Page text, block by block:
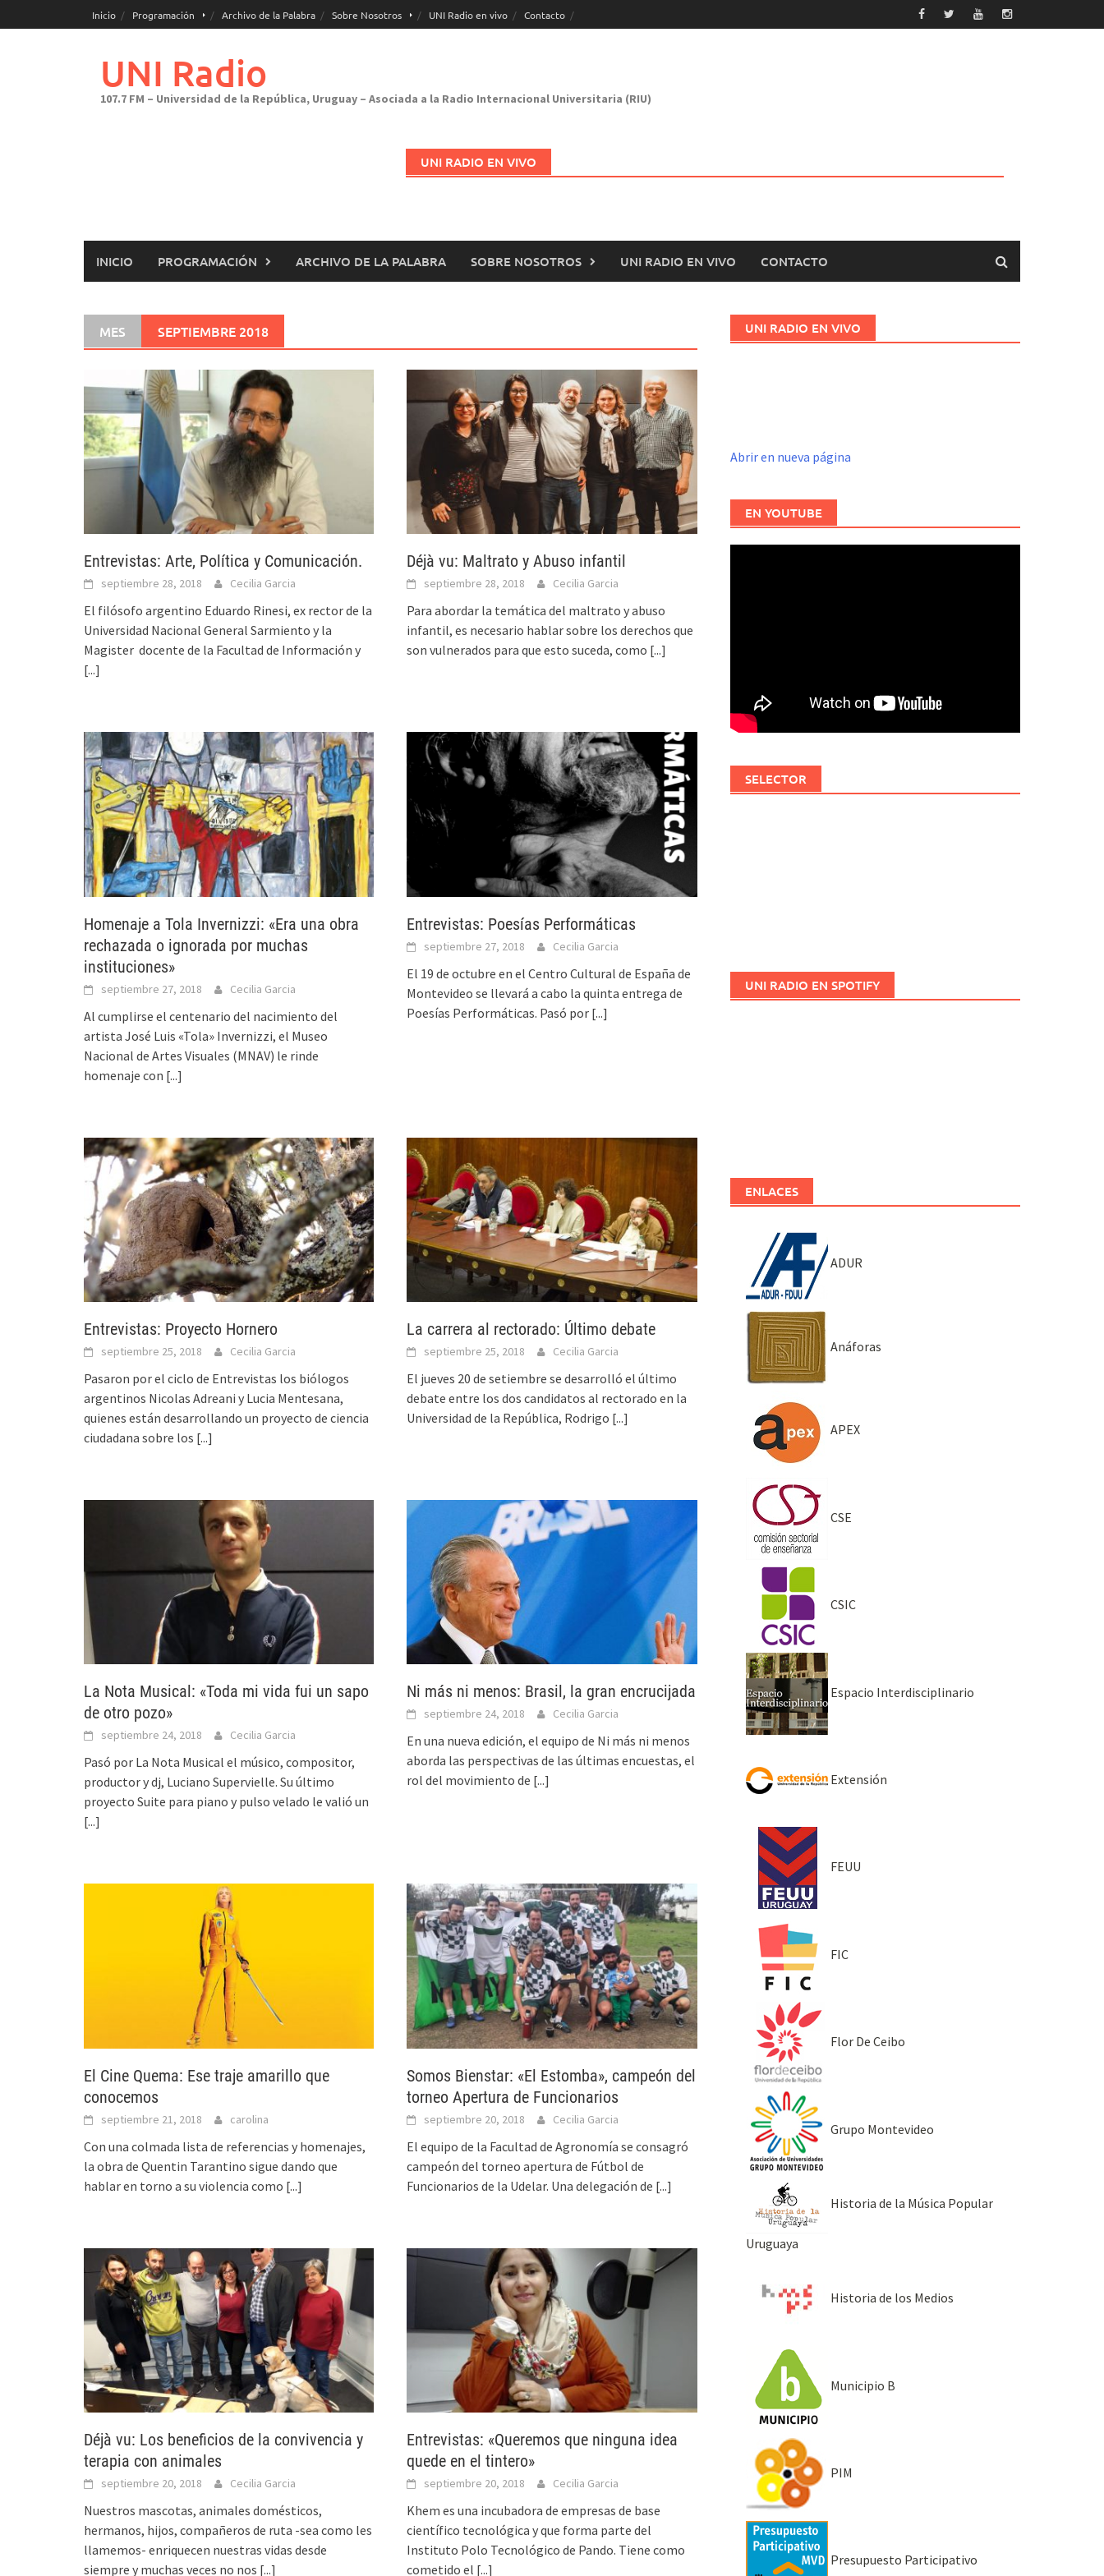
al
Inicio Programación Archivo de la Palabra Sobre Nosotros UNI Radio en vivo Contacto
UNI Radio
107.7 FM – Universidad de la República, Uruguay – Asociada a la Radio Internacional Universitaria (RIU)
UNI RADIO EN VIVO
INICIO PROGRAMACIÓN ARCHIVO DE LA PALABRA SOBRE NOSOTROS UNI RADIO EN VIVO CONTACTO
MES SEPTIEMBRE 2018
Entrevistas: Arte, Política y Comunicación.
septiembre 28, 2018 Cecilia Garcia
El filósofo argentino Eduardo Rinesi, ex rector de la
Universidad Nacional General Sarmiento y la
Magister docente de la Facultad de Información y
[...]
Déjà vu: Maltrato y Abuso infantil
septiembre 28, 2018 Cecilia Garcia
Para abordar la temática del maltrato y abuso
infantil, es necesario hablar sobre los derechos que
son vulnerados para que esto suceda, como [...]
Homenaje a Tola Invernizzi: «Era una obra
rechazada o ignorada por muchas
instituciones»
septiembre 27, 2018 Cecilia Garcia
Al cumplirse el centenario del nacimiento del
artista José Luis «Tola» Invernizzi, el Museo
Nacional de Artes Visuales (MNAV) le rinde
homenaje con [...]
Entrevistas: Poesías Performáticas
septiembre 27, 2018 Cecilia Garcia
El 19 de octubre en el Centro Cultural de España de
Montevideo se llevará a cabo la quinta entrega de
Poesías Performáticas. Pasó por [...]
Entrevistas: Proyecto Hornero
septiembre 25, 2018 Cecilia Garcia
Pasaron por el ciclo de Entrevistas los biólogos
argentinos Nicolas Adreani y Lucia Mentesana,
quienes están desarrollando un proyecto de ciencia
ciudadana sobre los [...]
La carrera al rectorado: Último debate
septiembre 25, 2018 Cecilia Garcia
El jueves 20 de setiembre se desarrolló el último
debate entre los dos candidatos al rectorado en la
Universidad de la República, Rodrigo [...]
La Nota Musical: «Toda mi vida fui un sapo
de otro pozo»
septiembre 24, 2018 Cecilia Garcia
Pasó por La Nota Musical el músico, compositor,
productor y dj, Luciano Supervielle. Su último
proyecto Suite para piano y pulso velado le valió un
[...]
Ni más ni menos: Brasil, la gran encrucijada
septiembre 24, 2018 Cecilia Garcia
En una nueva edición, el equipo de Ni más ni menos
aborda las perspectivas de las últimas encuestas, el
rol del movimiento de [...]
El Cine Quema: Ese traje amarillo que
conocemos
septiembre 21, 2018 carolina
Con una colmada lista de referencias y homenajes,
la obra de Quentin Tarantino sigue dando que
hablar en torno a su violencia como [...]
Somos Bienstar: «El Estomba», campeón del
torneo Apertura de Funcionarios
septiembre 20, 2018 Cecilia Garcia
El equipo de la Facultad de Agronomía se consagró
campeón del torneo apertura de Fútbol de
Funcionarios de la Udelar. Una delegación de [...]
Déjà vu: Los beneficios de la convivencia y
terapia con animales
septiembre 20, 2018 Cecilia Garcia
Nuestros mascotas, animales domésticos,
hermanos, hijos, compañeros de ruta -sea como les
llamemos- enriquecen nuestras vidas desde
siempre y muchas veces no nos [...]
Entrevistas: «Queremos que ninguna idea
quede en el tintero»
septiembre 20, 2018 Cecilia Garcia
Khem es una incubadora de empresas de base
científico tecnológica y que forma parte del
Instituto Polo Tecnológico de Pando. Tiene como
cometido el [...]
UNI RADIO EN VIVO
Abrir en nueva página
EN YOUTUBE
SELECTOR
UNI RADIO EN SPOTIFY
ENLACES
ADUR
Anáforas
APEX
CSE
CSIC
Espacio Interdisciplinario
Extensión
FEUU
FIC
Flor De Ceibo
Grupo Montevideo
Historia de la Música Popular
Uruguaya
Historia de los Medios
Municipio B
PIM
Presupuesto Participativo